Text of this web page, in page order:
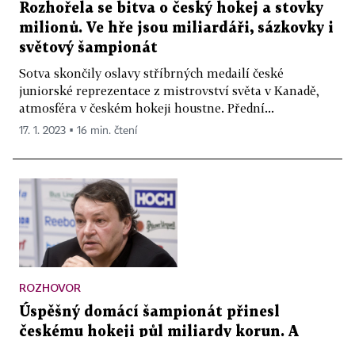
Rozhořela se bitva o český hokej a stovky
milionů. Ve hře jsou miliardáři, sázkovky i
světový šampionát
Sotva skončily oslavy stříbrných medailí české
juniorské reprezentace z mistrovství světa v Kanadě,
atmosféra v českém hokeji houstne. Přední...
17. 1. 2023 ▪ 16 min. čtení
ROZHOVOR
Úspěšný domácí šampionát přinesl
českému hokeji půl miliardy korun. A